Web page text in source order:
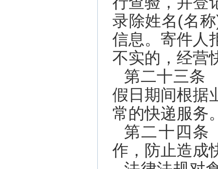
录除姓名(名
信息。寄件人
不实的，经营
第二十三条
假日期间根据
常的快递服务
第二十四
作，防止造成